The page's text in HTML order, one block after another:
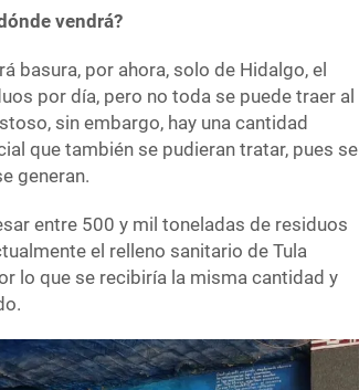
vendrá?
basura, por ahora, solo de Hidalgo, el
por día, pero no toda se puede traer al
sin embargo, hay una cantidad
que también se pudieran tratar, pues se
generan.
entre 500 y mil toneladas de residuos
el relleno sanitario de Tula
lo que se recibiría la misma cantidad y